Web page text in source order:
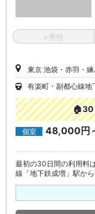
×男性
東京 池袋・赤羽・練
有楽町・副都心線地
🏠30
個室 48,000円
最初の30日間の利用料
線「地下鉄成増」駅か